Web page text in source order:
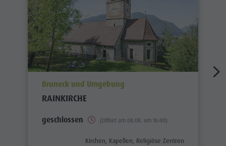
aria.poi_location_prefix
Bruneck und Umgebung
RAINKIRCHE
geschlossen (Öffnet am 08.08. um 10:00)
aria.poi_category_prefix
Kirchen, Kapellen, Religiöse Zentren